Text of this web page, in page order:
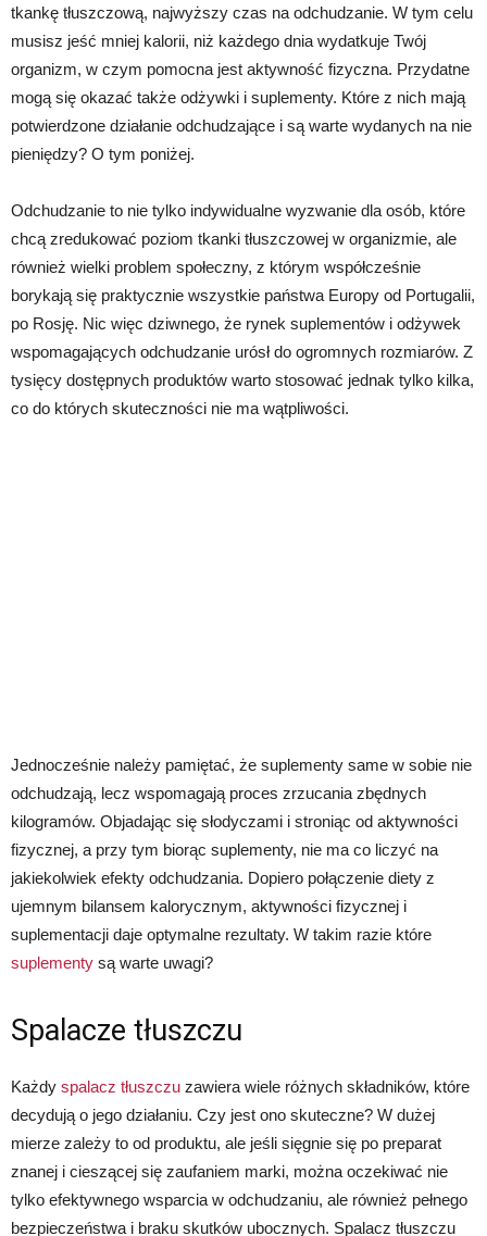
tkankę tłuszczową, najwyższy czas na odchudzanie. W tym celu
musisz jeść mniej kalorii, niż każdego dnia wydatkuje Twój
organizm, w czym pomocna jest aktywność fizyczna. Przydatne
mogą się okazać także odżywki i suplementy. Które z nich mają
potwierdzone działanie odchudzające i są warte wydanych na nie
pieniędzy? O tym poniżej.
Odchudzanie to nie tylko indywidualne wyzwanie dla osób, które
chcą zredukować poziom tkanki tłuszczowej w organizmie, ale
również wielki problem społeczny, z którym współcześnie
borykają się praktycznie wszystkie państwa Europy od Portugalii,
po Rosję. Nic więc dziwnego, że rynek suplementów i odżywek
wspomagających odchudzanie urósł do ogromnych rozmiarów. Z
tysięcy dostępnych produktów warto stosować jednak tylko kilka,
co do których skuteczności nie ma wątpliwości.
Jednocześnie należy pamiętać, że suplementy same w sobie nie
odchudzają, lecz wspomagają proces zrzucania zbędnych
kilogramów. Objadając się słodyczami i stroniąc od aktywności
fizycznej, a przy tym biorąc suplementy, nie ma co liczyć na
jakiekolwiek efekty odchudzania. Dopiero połączenie diety z
ujemnym bilansem kalorycznym, aktywności fizycznej i
suplementacji daje optymalne rezultaty. W takim razie które
suplementy są warte uwagi?
Spalacze tłuszczu
Każdy spalacz tłuszczu zawiera wiele różnych składników, które
decydują o jego działaniu. Czy jest ono skuteczne? W dużej
mierze zależy to od produktu, ale jeśli sięgnie się po preparat
znanej i cieszącej się zaufaniem marki, można oczekiwać nie
tylko efektywnego wsparcia w odchudzaniu, ale również pełnego
bezpieczeństwa i braku skutków ubocznych. Spalacz tłuszczu